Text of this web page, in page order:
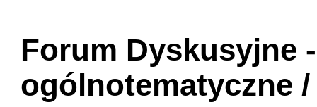
Forum Dyskusyjne
ogólnotematyczne